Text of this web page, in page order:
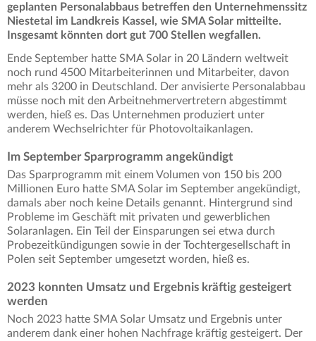
geplanten Personalabbaus betreffen den Unternehmenssitz
Niestetal im Landkreis Kassel, wie SMA Solar mitteilte.
Insgesamt könnten dort gut 700 Stellen wegfallen.
Ende September hatte SMA Solar in 20 Ländern weltweit
noch rund 4500 Mitarbeiterinnen und Mitarbeiter, davon
mehr als 3200 in Deutschland. Der anvisierte Personalabbau
müsse noch mit den Arbeitnehmervertretern abgestimmt
werden, hieß es. Das Unternehmen produziert unter
anderem Wechselrichter für Photovoltaikanlagen.
Im September Sparprogramm angekündigt
Das Sparprogramm mit einem Volumen von 150 bis 200
Millionen Euro hatte SMA Solar im September angekündigt,
damals aber noch keine Details genannt. Hintergrund sind
Probleme im Geschäft mit privaten und gewerblichen
Solaranlagen. Ein Teil der Einsparungen sei etwa durch
Probezeitkündigungen sowie in der Tochtergesellschaft in
Polen seit September umgesetzt worden, hieß es.
2023 konnten Umsatz und Ergebnis kräftig gesteigert
werden
Noch 2023 hatte SMA Solar Umsatz und Ergebnis unter
anderem dank einer hohen Nachfrage kräftig gesteigert. Der